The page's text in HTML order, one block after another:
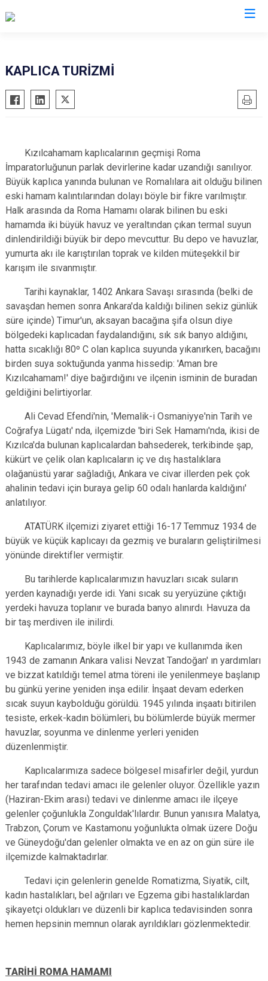
Akyurt
Altındağ
Beypazarı
Çamlıdere
Çankaya
Çubuk
Elmadağ
Etimesgut
Gölbaşı
Güdül
Keçiören
Kızılcahamam
Mamak
Nallıhan
Polatlı
Şereflikoçhisar
Pursaklar
KAPLICA TURİZMİ
Kızılcahamam kaplıcalarının geçmişi Roma
İmparatorluğunun parlak devirlerine kadar uzandığı sanılıyor.
Büyük kaplıca yanında bulunan ve Romalılara ait olduğu bilinen
eski hamam kalıntılarından dolayı böyle bir fikre varılmıştır.
Halk arasında da Roma Hamamı olarak bilinen bu eski
hamamda iki büyük havuz ve yeraltından çıkan termal suyun
dinlendirildiği büyük bir depo mevcuttur. Bu depo ve havuzlar,
yumurta akı ile karıştırılan toprak ve kilden müteşekkil bir
karışım ile sıvanmıştır.
Tarihi kaynaklar, 1402 Ankara Savaşı sırasında (belki de
savaşdan hemen sonra Ankara'da kaldığı bilinen sekiz günlük
süre içinde) Timur'un, aksayan bacağına şifa olsun diye
bölgedeki kaplıcadan faydalandığını, sık sık banyo aldığını,
hatta sıcaklığı 80º C olan kaplıca suyunda yıkanırken, bacağını
birden suya soktuğunda yanma hissedip: 'Aman bre
Kızılcahamam!' diye bağırdığını ve ilçenin isminin de buradan
geldiğini belirtiyorlar.
Ali Cevad Efendi'nin, 'Memalik-i Osmaniyye'nin Tarih ve
Coğrafya Lügatı' nda, ilçemizde 'biri Sek Hamamı'nda, ikisi de
Kızılca'da bulunan kaplıcalardan bahsederek, terkibinde şap,
kükürt ve çelik olan kaplıcaların iç ve dış hastalıklara
olağanüstü yarar sağladığı, Ankara ve civar illerden pek çok
ahalinin tedavi için buraya gelip 60 odalı hanlarda kaldığını'
anlatılıyor.
ATATÜRK ilçemizi ziyaret ettiği 16-17 Temmuz 1934 de
büyük ve küçük kaplıcayı da gezmiş ve buraların geliştirilmesi
yönünde direktifler vermiştir.
Bu tarihlerde kaplıcalarımızın havuzları sıcak suların
yerden kaynadığı yerde idi. Yani sıcak su yeryüzüne çıktığı
yerdeki havuza toplanır ve burada banyo alınırdı. Havuza da
bir taş merdiven ile inilirdi.
Kaplıcalarımız, böyle ilkel bir yapı ve kullanımda iken
1943 de zamanın Ankara valisi Nevzat Tandoğan' ın yardımları
ve bizzat katıldığı temel atma töreni ile yenilenmeye başlanıp
bu günkü yerine yeniden inşa edilir. İnşaat devam ederken
sıcak suyun kaybolduğu görüldü. 1945 yılında inşaatı bitirilen
tesiste, erkek-kadın bölümleri, bu bölümlerde büyük mermer
havuzlar, soyunma ve dinlenme yerleri yeniden
düzenlenmiştir.
Kaplıcalarımıza sadece bölgesel misafirler değil, yurdun
her tarafından tedavi amacı ile gelenler oluyor. Özellikle yazın
(Haziran-Ekim arası) tedavi ve dinlenme amacı ile ilçeye
gelenler çoğunlukla Zonguldak'lılardır. Bunun yanısıra Malatya,
Trabzon, Çorum ve Kastamonu yoğunlukta olmak üzere Doğu
ve Güneydoğu'dan gelenler olmakta ve en az on gün süre ile
ilçemizde kalmaktadırlar.
Tedavi için gelenlerin genelde Romatizma, Siyatik, cilt,
kadın hastalıkları, bel ağrıları ve Egzema gibi hastalıklardan
şikayetçi oldukları ve düzenli bir kaplıca tedavisinden sonra
hemen hepsinin memnun olarak ayrıldıkları gözlenmektedir.
TARİHİ ROMA HAMAMI